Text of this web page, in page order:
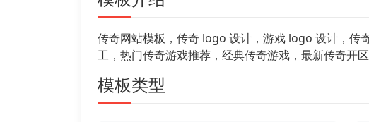
传奇网站模板，传奇 logo 设计，游戏 logo 设计，传
工，热门传奇游戏推荐，经典传奇游戏，最新传奇开
模板类型